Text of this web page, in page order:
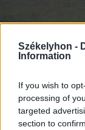
Székelyhon -
Information
If you wish to
processing of
targeted
section to
2026.
csalidrón
frissítve